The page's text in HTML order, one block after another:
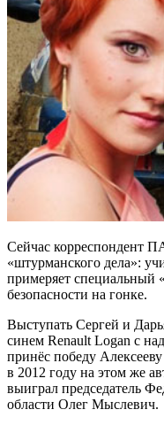
Сейчас корреспондент
«штурманского дела»:
примеряет специальный
безопасности на гонке.
Выступать Сергей и
синем Renault Logan с
принёс победу
в 2012 году на этом же
выиграл председатель
области Олег Мыслевич.